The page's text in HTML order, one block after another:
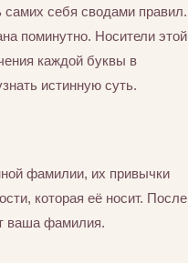
себя сводами правил.
поминутно. Носители этой
каждой буквы в
истинную суть.
фамилии, их привычки
которая её носит. После
ваша фамилия.